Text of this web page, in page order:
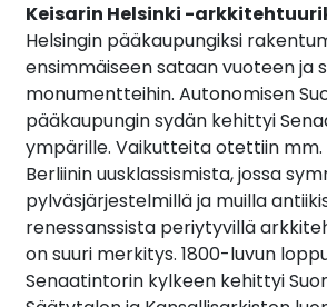
Keisarin Helsinki -
Helsingin pääkaupungiksi
ensimmäiseen sataan vuoteen ja
monumentteihin. Autonomisen
pääkaupungin sydän kehittyi
ympärille. Vaikutteita otettiin mm.
Berliinin uusklassismista, jossa
pylväsjärjestelmillä ja muilla
renessanssista periytyvillä
on suuri merkitys. 1800-luvun
Senaatintorin kylkeen kehittyi